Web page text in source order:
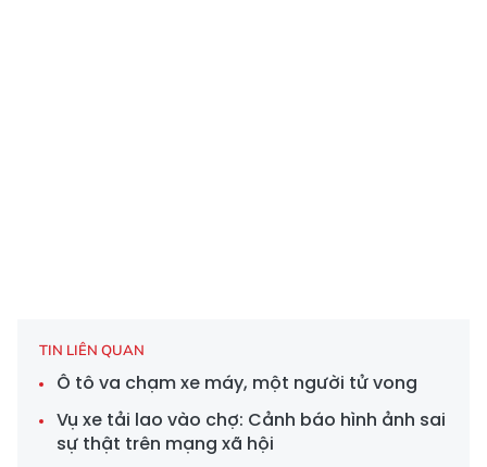
TIN LIÊN QUAN
Ô tô va chạm xe máy, một người tử vong
Vụ xe tải lao vào chợ: Cảnh báo hình ảnh sai
sự thật trên mạng xã hội